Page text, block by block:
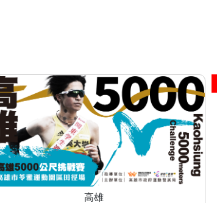
高雄